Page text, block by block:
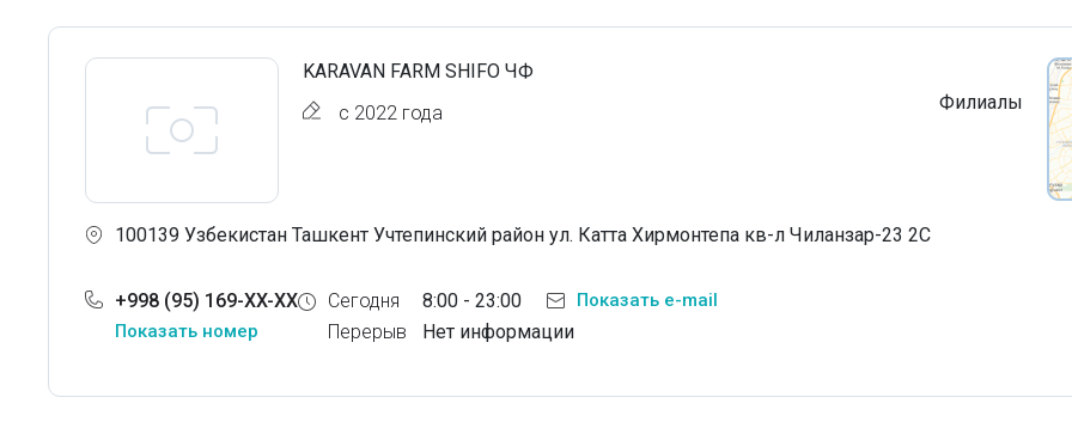
KARAVAN FARM SHIFO ЧФ
с 2022 года
Филиалы
100139 Узбекистан Ташкент Учтепинский район ул. Катта Хирмонтепа кв-л Чиланзар-23 2С
+998 (95) 169-XX-XX
Показать номер
Сегодня
Перерыв
8:00 - 23:00
Нет информации
Показать e-mail